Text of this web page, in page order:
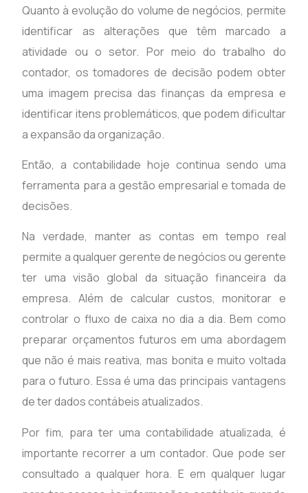
Quanto à evolução do volume de negócios, permite
identificar as alterações que têm marcado a
atividade ou o setor. Por meio do trabalho do
contador, os tomadores de decisão podem obter
uma imagem precisa das finanças da empresa e
identificar itens problemáticos, que podem dificultar
a expansão da organização.
Então, a contabilidade hoje continua sendo uma
ferramenta para a gestão empresarial e tomada de
decisões.
Na verdade, manter as contas em tempo real
permite a qualquer gerente de negócios ou gerente
ter uma visão global da situação financeira da
empresa. Além de calcular custos, monitorar e
controlar o fluxo de caixa no dia a dia. Bem como
preparar orçamentos futuros em uma abordagem
que não é mais reativa, mas bonita e muito voltada
para o futuro. Essa é uma das principais vantagens
de ter dados contábeis atualizados.
Por fim, para ter uma contabilidade atualizada, é
importante recorrer a um contador. Que pode ser
consultado a qualquer hora. E em qualquer lugar